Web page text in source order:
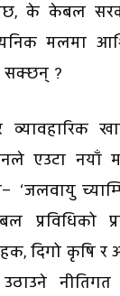
के केबल
मलमा
सक्छन् ?
व्यावहारिक
एउटा नयाँ
‘जलवायु
प्रविधिको
दिगो कृषि र
नीतिगत